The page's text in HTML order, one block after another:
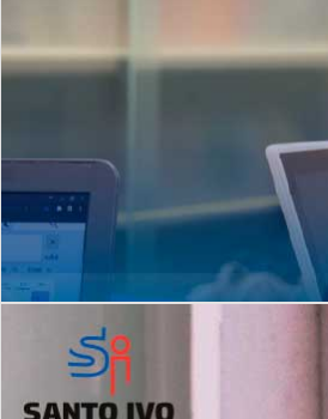
Matrículas Abertas 2026
igh
Dupla
2º AO 5º ANO